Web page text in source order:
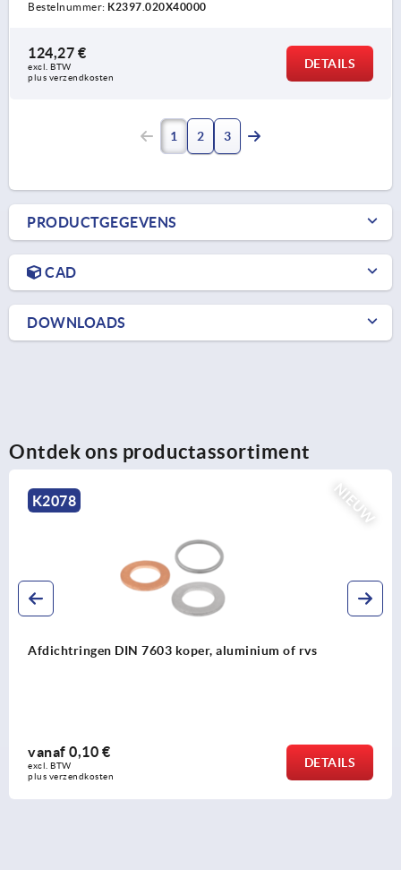
Bestelnummer: K2397.020X40000
124,27 €
excl. BTW
plus verzendkosten
DETAILS
1 2 3
PRODUCTGEGEVENS
CAD
DOWNLOADS
Ontdek ons productassortiment
NIEUW
K2078
Afdichtringen DIN 7603 koper, aluminium of rvs
vanaf 0,10 €
excl. BTW
plus verzendkosten
DETAILS